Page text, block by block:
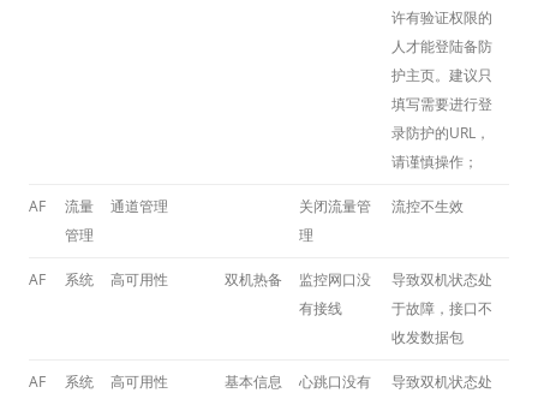
许有验证权限的
人才能登陆备防
护主页。建议只
填写需要进行登
录防护的URL，
请谨慎操作；
AF
流量
管理
通道管理
关闭流量管
理
流控不生效
AF 系统 高可用性 双机热备
监控网口没
有接线
导致双机状态处
于故障，接口不
收发数据包
AF 系统 高可用性 基本信息
心跳口没有
导致双机状态处